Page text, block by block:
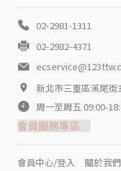
02-2981-1311
02-2982-4371
新北市三重區溪尾街
周一至周五 09:00-
會員服務專區
會員中心/登入 關於我們